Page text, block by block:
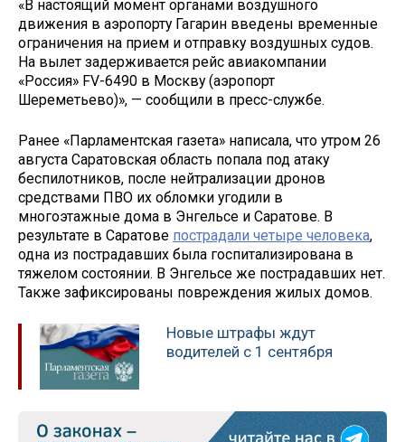
«В настоящий момент органами воздушного
движения в аэропорту Гагарин введены временные
ограничения на прием и отправку воздушных судов.
На вылет задерживается рейс авиакомпании
«Россия» FV-6490 в Москву (аэропорт
Шереметьево)», — сообщили в пресс-службе.
Ранее «Парламентская газета» написала, что утром 26
августа Саратовская область попала под атаку
беспилотников, после нейтрализации дронов
средствами ПВО их обломки угодили в
многоэтажные дома в Энгельсе и Саратове. В
результате в Саратове пострадали четыре человека,
одна из пострадавших была госпитализирована в
тяжелом состоянии. В Энгельсе же пострадавших нет.
Также зафиксированы повреждения жилых домов.
Новые штрафы ждут
водителей с 1 сентября